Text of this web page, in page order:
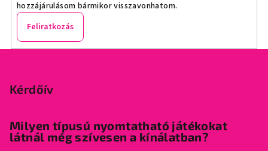
hozzájárulásom bármikor visszavonhatom.
Feliratkozás
Kérdőív
Milyen típusú nyomtatható játékokat
látnál még szívesen a kínálatban?